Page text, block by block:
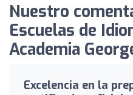
Nuestro
Escuelas de
Academia
Excelencia en la